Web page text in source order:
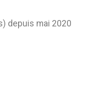
depuis mai 2020